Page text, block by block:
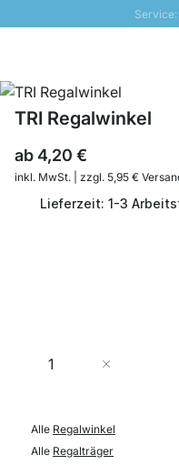
Schnelle
SUNNY
TRI Regalwinkel
ab4,20 €
inkl. MwSt. | zzgl. 5,95 €
Lieferzeit: 1-3
Menge
Alle Regalwinkel
Alle Regalträger